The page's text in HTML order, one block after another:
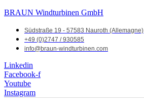
BRAUN Windturbinen GmbH
Südstraße 19 - 57583 Nauroth (Allemagne)
+49 (0)2747 / 930585
info@braun-windturbinen.com
Linkedin
Facebook-f
Youtube
Instagram